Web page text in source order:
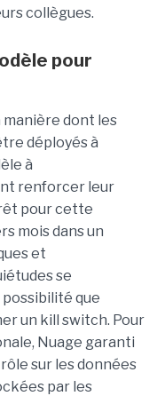
collègues.
pour
dont les
déployés à
à
renforcer leur
pour cette
mois dans un
et
se
que
un kill switch. Pour
Nuage garanti
sur les données
par les